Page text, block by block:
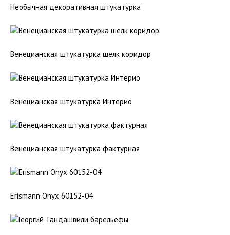
Необычная декоративная штукатурка
Венецианская штукатурка шелк коридор
Венецианская штукатурка Интерио
Венецианская штукатурка фактурная
Erismann Onyx 60152-04